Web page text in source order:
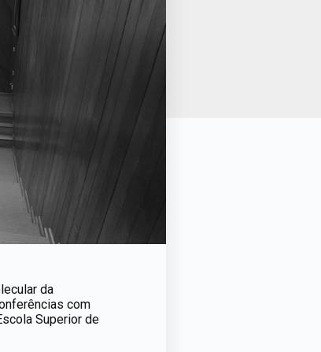
da
com
Superior de